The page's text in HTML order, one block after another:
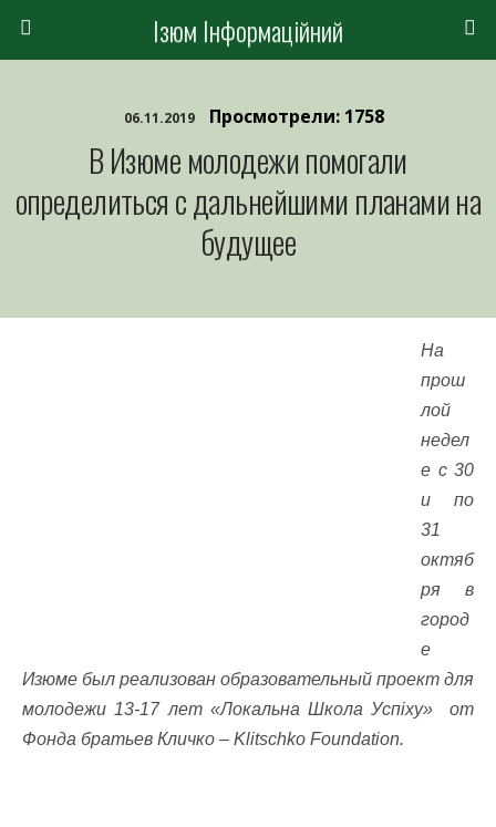
Ізюм Інформаційний
06.11.2019 Просмотрели: 1758
В Изюме молодежи помогали
определиться с дальнейшими планами на
будущее
На
прош
лой
недел
е с 30
и по
31
октяб
ря в
город
е
Изюме был реализован образовательный проект для
молодежи 13-17 лет «Локальна Школа Успіху» от
Фонда братьев Кличко – Klitschko Foundation.